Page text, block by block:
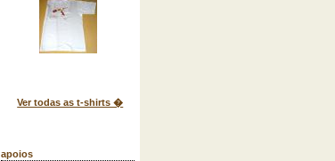
Ver todas as t-shirts �
apoios